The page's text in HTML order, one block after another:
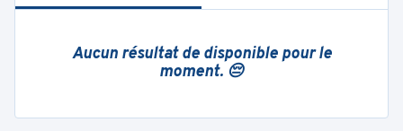
Aucun résultat de disponible pour le
moment. 😔